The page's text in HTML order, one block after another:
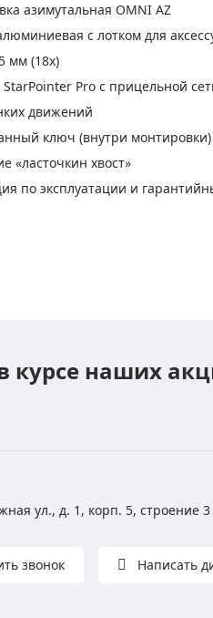
азимутальная OMNI AZ
с лотком для
мм (18х)
StarPointer Pro с прицельной
движений
ключ (внутри монтировки)
«ласточкин хвост»
по эксплуатации и
курсе наших
ул., д. 1, корп. 5, строение 3
звонок Написать